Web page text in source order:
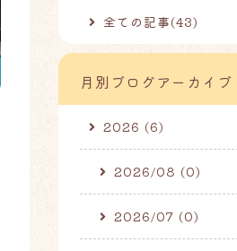
全ての記事(43)
月別ブログアーカイブ
2026 (6)
2026/08 (0)
2026/07 (0)